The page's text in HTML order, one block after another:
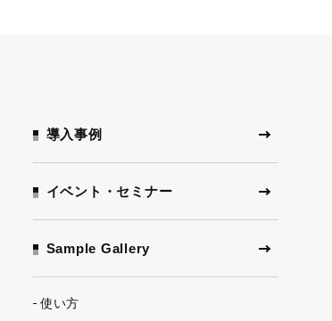
導入事例
イベント・セミナー
Sample Gallery
使い方